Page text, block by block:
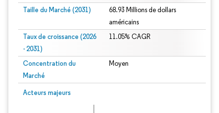
Taille du Marché (2031)
68.93 Millions de dollars
américains
Taux de croissance (2026
- 2031)
11.05% CAGR
Concentration du
Marché
Moyen
Acteurs majeurs
Image © Mordor Intelligence. La réutilisation nécessite une attribution sous CC